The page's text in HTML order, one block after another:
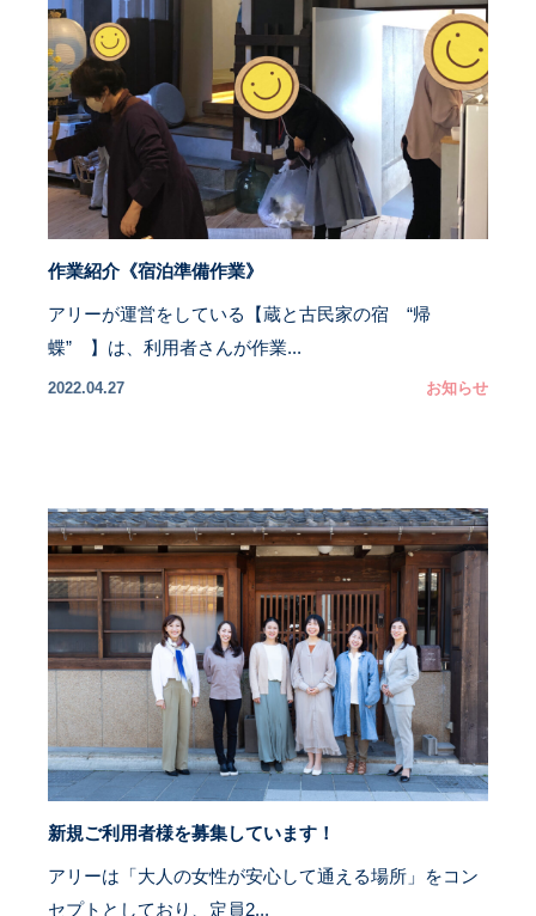
作業紹介《宿泊準備作業》
アリーが運営をしている【蔵と古民家の宿 “帰
蝶” 】は、利用者さんが作業...
2022.04.27 お知らせ
新規ご利用者様を募集しています！
アリーは「大人の女性が安心して通える場所」をコン
セプトとしており、定員2...